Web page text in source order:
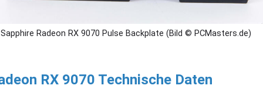
Sapphire Radeon RX 9070 Pulse Backplate (Bild © PCMasters.de)
RX 9070 Technische Daten